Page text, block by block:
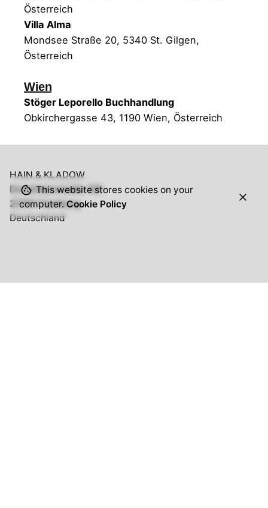
Österreich
Villa Alma
Mondsee Straße 20, 5340 St. Gilgen,
Österreich
Wien
Stöger Leporello Buchhandlung
Obkirchergasse 43, 1190 Wien, Österreich
HAIN & KLADOW
Dorotheenstraße 106
22301 Hamburg
Deutschland
This website stores cookies on your
computer. Cookie Policy